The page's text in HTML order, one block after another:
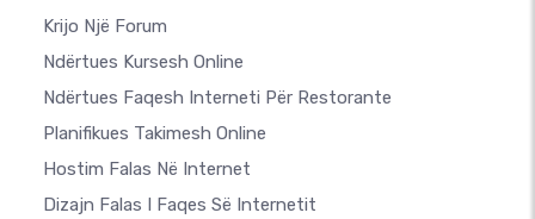
Krijo Një Forum
Ndërtues Kursesh Online
Ndërtues Faqesh Interneti Për Restorante
Planifikues Takimesh Online
Hostim Falas Në Internet
Dizajn Falas I Faqes Së Internetit